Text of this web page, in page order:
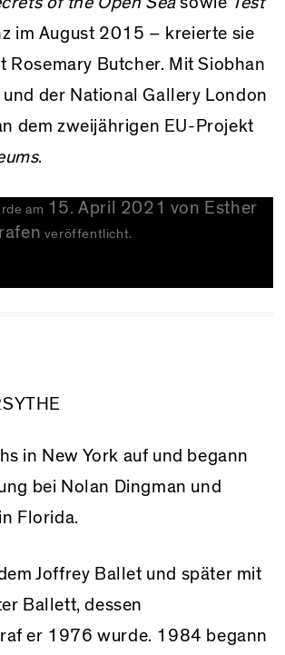
im August 2015 – kreierte sie
Rosemary Butcher. Mit Siobhan
und der National Gallery London
dem zweijährigen EU-Projekt
.
am 15. April 2021 von Esther
veröffentlicht.
in New York auf und begann
bei Nolan Dingman und
Florida.
Joffrey Ballet und später mit
Ballett, dessen
er 1976 wurde. 1984 begann